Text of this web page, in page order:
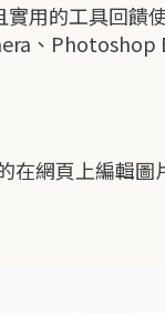
用的工具回
、Photoshop
網頁上編輯